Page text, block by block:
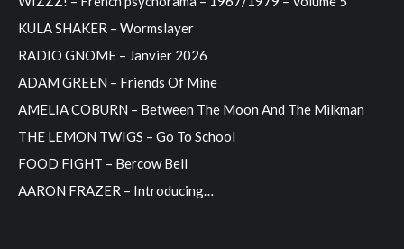
KULA SHAKER – Wormslayer
RADIO GNOME – Janvier 2026
ADAM GREEN – Friends Of Mine
AMELIA COBURN – Between The Moon And The Milkman
THE LEMON TWIGS – Go To School
FOOD FIGHT – Bercow Bell
AARON FRAZER – Introducing…